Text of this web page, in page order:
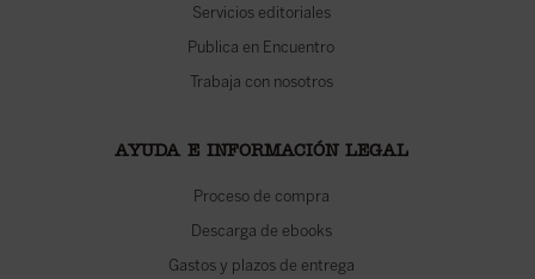
Servicios editoriales
Publica en Encuentro
Trabaja con nosotros
AYUDA E INFORMACIÓN LEGAL
Proceso de compra
Descarga de ebooks
Gastos y plazos de entrega